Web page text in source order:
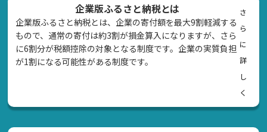
企業版ふるさと納税とは
企業版ふるさと納税とは、企業の寄付額を最大9割軽減する
もので、通常の寄付は約3割が損金算入になりますが、さら
に6割分が税額控除の対象となる制度です。企業の実質負担
が1割になる可能性がある制度です。
さ
ら
に
詳
し
く